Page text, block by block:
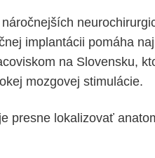
implantácii pomáha
na Slovensku,
mozgovej stimulácie.
presne lokalizovať